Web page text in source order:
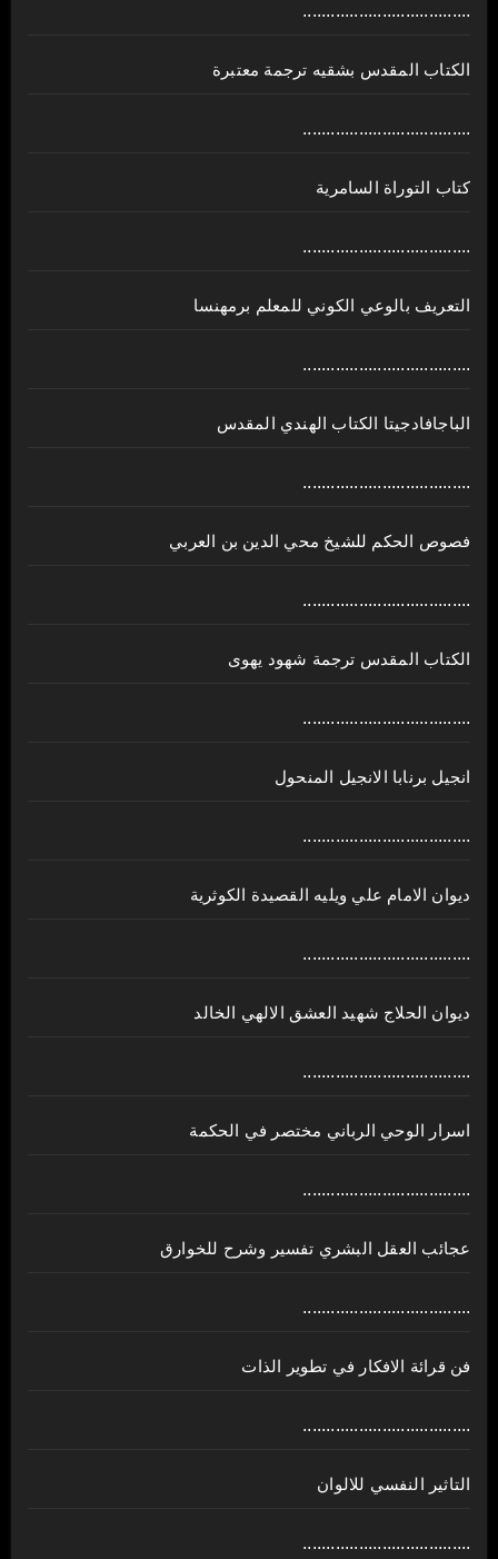
....................................
الكتاب المقدس بشقيه ترجمة معتبرة
....................................
كتاب التوراة السامرية
....................................
ﺍﻟﺘﻌﺮﻳﻒ ﺑﺎﻟﻮﻋﻲ ﺍﻟﻜﻮﻧﻲ للمعلم برمهنسا
....................................
الباجافادجيتا الكتاب الهندي المقدس
....................................
فصوص الحكم للشيخ محي الدين بن العربي
....................................
الكتاب المقدس ترجمة شهود يهوى
....................................
انجيل برنابا الانجيل المنحول
....................................
ديوان الامام علي ويليه القصيدة الكوثرية
....................................
ديوان الحلاج شهيد العشق الالهي الخالد
....................................
اسرار الوحي الرباني مختصر في الحكمة
....................................
عجائب العقل البشري تفسير وشرح للخوارق
....................................
فن قرائة الافكار في تطوير الذات
....................................
التاثير النفسي للالوان
....................................